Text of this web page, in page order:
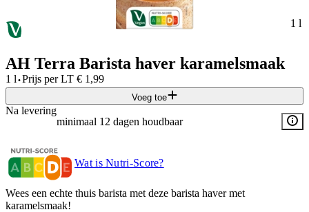
1 l
AH Terra Barista haver karamelsmaak
1 l·Prijs per LT € 1,99
Voeg toe
Na levering
minimaal 12 dagen houdbaar
Wat is Nutri-Score?
Wees een echte thuis barista met deze barista haver met
karamelsmaak!